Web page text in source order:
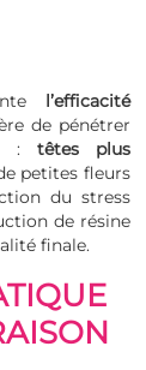
l’efficacité
de pénétrer
: têtes plus
petites fleurs
du stress
de résine
finale.